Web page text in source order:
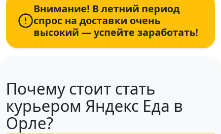
Внимание! В летний период
спрос на доставки очень
высокий — успейте заработать!
Почему стоит стать
курьером Яндекс Еда в
Орле?